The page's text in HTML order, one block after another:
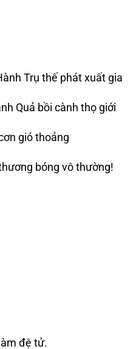
Trụ thế phát xuất gia
Quả bồi cành thọ giới
gió thoảng
bóng vô thường!
đệ tử.